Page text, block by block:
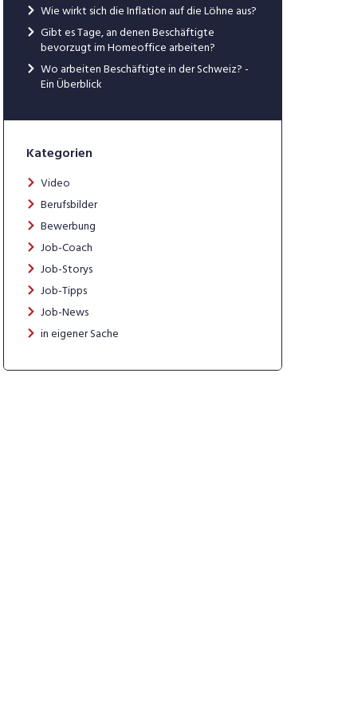
Wie wirkt sich die Inflation auf die Löhne aus?
Gibt es Tage, an denen Beschäftigte
bevorzugt im Homeoffice arbeiten?
Wo arbeiten Beschäftigte in der Schweiz? -
Ein Überblick
Kategorien
Video
Berufsbilder
Bewerbung
Job-Coach
Job-Storys
Job-Tipps
Job-News
in eigener Sache